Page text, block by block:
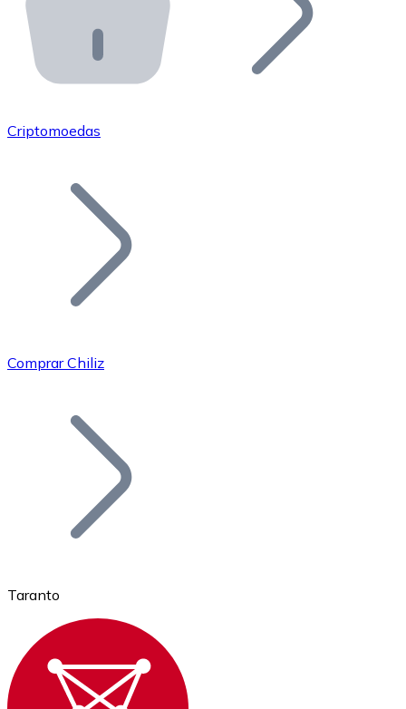
API Bitnovo
Integre nossa API no seu ecossistema.
Junte-se à nossa rede de revendedores e comercialize
Adicione o token do seu projeto ao nosso serviço de
Bitcoin
Ethereum
Criptomoedas
Comprar Chiliz
Taranto